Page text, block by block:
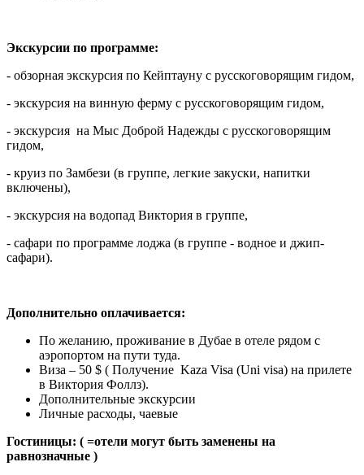
Экскурсии по программе:
- обзорная экскурсия по Кейптауну с русскоговорящим гидом,
- экскурсия на винную ферму с русскоговорящим гидом,
- экскурсия на Мыс Доброй Надежды с русскоговорящим
гидом,
- круиз по Замбези (в группе, легкие закуски, напитки
включены),
- экскурсия на водопад Виктория в группе,
- cафари по программе лоджа (в группе - водное и джип-
сафари).
Дополнительно оплачивается:
По желанию, проживание в Дубае в отеле рядом с
аэропортом на пути туда.
Виза – 50 $ ( Получение Kaza Visa (Uni visa) на прилете
в Виктория Фоллз).
Дополнительные экскурсии
Личные расходы, чаевые
Гостиницы: ( =отели могут быть заменены на
равнозначные )